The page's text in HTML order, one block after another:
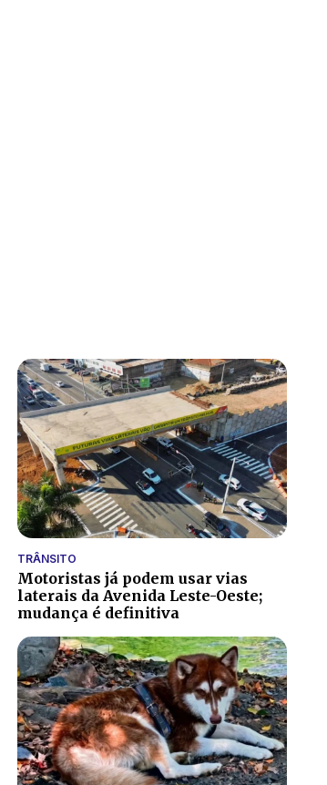
TRÂNSITO
Motoristas já podem usar vias
laterais da Avenida Leste-Oeste;
mudança é definitiva